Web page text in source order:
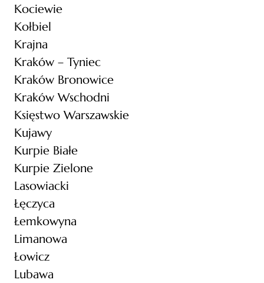
Kociewie
Kołbiel
Krajna
Kraków – Tyniec
Kraków Bronowice
Kraków Wschodni
Księstwo Warszawskie
Kujawy
Kurpie Białe
Kurpie Zielone
Lasowiacki
Łęczyca
Łemkowyna
Limanowa
Łowicz
Lubawa